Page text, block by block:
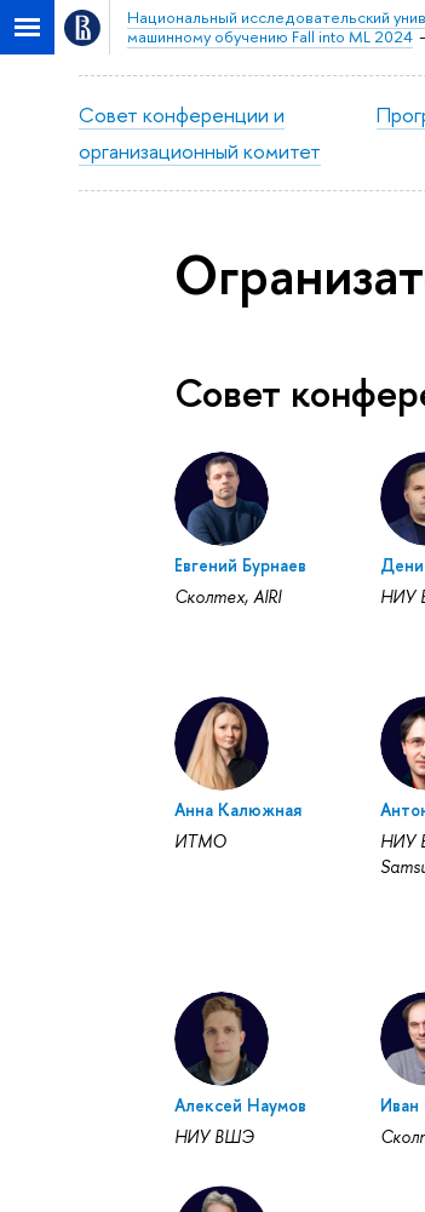
Национальный исследовательский
машинному обучению Fall into ML 2024
Совет конференции и
организационный комитет
Совет
Евгений Бурнаев
Сколтех, AIRI
НИУ
Анна Калюжная
ИТМО
НИУ
Алексей Наумов
НИУ ВШЭ